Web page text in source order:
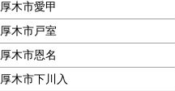
厚木市愛甲
厚木市戸室
厚木市恩名
厚木市下川入